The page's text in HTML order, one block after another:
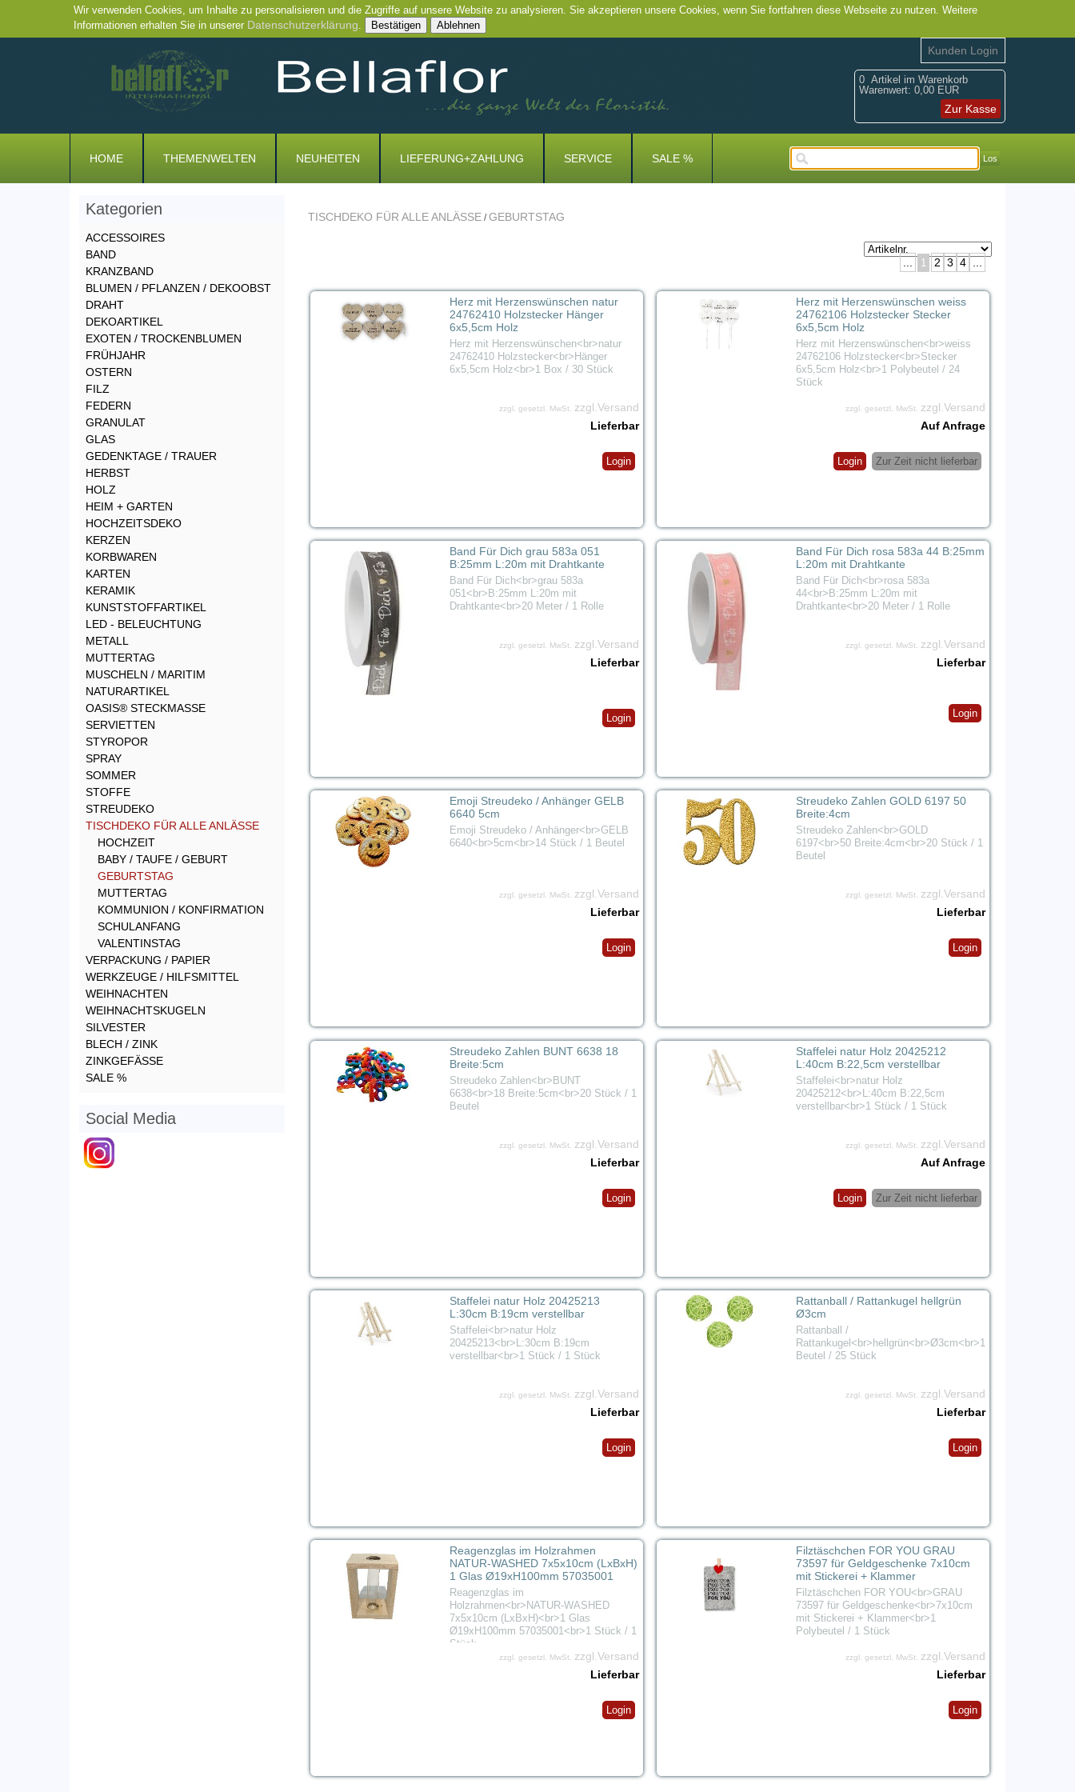
Wir verwenden Cookies, um Inhalte zu personalisieren und die Zugriffe auf unsere Website zu analysieren. Sie akzeptieren unsere Cookies, wenn Sie fortfahren diese Webseite zu nutzen. Weitere
Informationen erhalten Sie in unserer Datenschutzerklärung. Bestätigen Ablehnen
0 Artikel im Warenkorb
Warenwert: 0,00 EUR
Zur Kasse
Kunden Login
Los
HOME THEMENWELTEN NEUHEITEN LIEFERUNG+ZAHLUNG SERVICE SALE %
TISCHDEKO FÜR ALLE ANLÄSSE/GEBURTSTAG
1 2 3 4
Herz mit Herzenswünschen natur
24762410 Holzstecker Hänger
6x5,5cm Holz
Herz mit Herzenswünschen<br>natur
24762410 Holzstecker<br>Hänger
6x5,5cm Holz<br>1 Box / 30 Stück
zzgl. gesetzl. MwSt.
zzgl.Versand
Lieferbar
Login
Herz mit Herzenswünschen weiss
24762106 Holzstecker Stecker
6x5,5cm Holz
Herz mit Herzenswünschen<br>weiss
24762106 Holzstecker<br>Stecker
6x5,5cm Holz<br>1 Polybeutel / 24
Stück
zzgl. gesetzl. MwSt.
zzgl.Versand
Auf Anfrage
Zur Zeit nicht lieferbar
Login
Band Für Dich grau 583a 051
B:25mm L:20m mit Drahtkante
Band Für Dich<br>grau 583a
051<br>B:25mm L:20m mit
Drahtkante<br>20 Meter / 1 Rolle
zzgl. gesetzl. MwSt.
zzgl.Versand
Lieferbar
Login
Band Für Dich rosa 583a 44 B:25mm
L:20m mit Drahtkante
Band Für Dich<br>rosa 583a
44<br>B:25mm L:20m mit
Drahtkante<br>20 Meter / 1 Rolle
zzgl. gesetzl. MwSt.
zzgl.Versand
Lieferbar
Login
Emoji Streudeko / Anhänger GELB
6640 5cm
Emoji Streudeko / Anhänger<br>GELB
6640<br>5cm<br>14 Stück / 1 Beutel
zzgl. gesetzl. MwSt. zzgl.Versand
Lieferbar
Login
Streudeko Zahlen GOLD 6197 50
Breite:4cm
Streudeko Zahlen<br>GOLD
6197<br>50 Breite:4cm<br>20 Stück / 1
Beutel
zzgl. gesetzl. MwSt. zzgl.Versand
Lieferbar
Login
Streudeko Zahlen BUNT 6638 18
Breite:5cm
Streudeko Zahlen<br>BUNT
6638<br>18 Breite:5cm<br>20 Stück / 1
Beutel
zzgl. gesetzl. MwSt.
zzgl.Versand
Lieferbar
Login
Staffelei natur Holz 20425212
L:40cm B:22,5cm verstellbar
Staffelei<br>natur Holz
20425212<br>L:40cm B:22,5cm
verstellbar<br>1 Stück / 1 Stück
zzgl. gesetzl. MwSt.
zzgl.Versand
Auf Anfrage
Zur Zeit nicht lieferbar
Login
Staffelei natur Holz 20425213
L:30cm B:19cm verstellbar
Staffelei<br>natur Holz
20425213<br>L:30cm B:19cm
verstellbar<br>1 Stück / 1 Stück
zzgl. gesetzl. MwSt.
zzgl.Versand
Lieferbar
Login
Rattanball / Rattankugel hellgrün
Ø3cm
Rattanball /
Rattankugel<br>hellgrün<br>Ø3cm<br>1
Beutel / 25 Stück
zzgl. gesetzl. MwSt.
zzgl.Versand
Lieferbar
Login
Reagenzglas im Holzrahmen
NATUR-WASHED 7x5x10cm (LxBxH)
1 Glas Ø19xH100mm 57035001
Reagenzglas im
Holzrahmen<br>NATUR-WASHED
7x5x10cm (LxBxH)<br>1 Glas
Ø19xH100mm 57035001<br>1 Stück / 1
Stück
zzgl. gesetzl. MwSt. zzgl.Versand
Lieferbar
Login
Filztäschchen FOR YOU GRAU
73597 für Geldgeschenke 7x10cm
mit Stickerei + Klammer
Filztäschchen FOR YOU<br>GRAU
73597 für Geldgeschenke<br>7x10cm
mit Stickerei + Klammer<br>1
Polybeutel / 1 Stück
zzgl. gesetzl. MwSt. zzgl.Versand
Lieferbar
Login
Kategorien
ACCESSOIRES
BAND
KRANZBAND
BLUMEN / PFLANZEN / DEKOOBST
DRAHT
DEKOARTIKEL
EXOTEN / TROCKENBLUMEN
FRÜHJAHR
OSTERN
FILZ
FEDERN
GRANULAT
GLAS
GEDENKTAGE / TRAUER
HERBST
HOLZ
HEIM + GARTEN
HOCHZEITSDEKO
KERZEN
KORBWAREN
KARTEN
KERAMIK
KUNSTSTOFFARTIKEL
LED - BELEUCHTUNG
METALL
MUTTERTAG
MUSCHELN / MARITIM
NATURARTIKEL
OASIS® STECKMASSE
SERVIETTEN
STYROPOR
SPRAY
SOMMER
STOFFE
STREUDEKO
TISCHDEKO FÜR ALLE ANLÄSSE
HOCHZEIT
BABY / TAUFE / GEBURT
GEBURTSTAG
MUTTERTAG
KOMMUNION / KONFIRMATION
SCHULANFANG
VALENTINSTAG
VERPACKUNG / PAPIER
WERKZEUGE / HILFSMITTEL
WEIHNACHTEN
WEIHNACHTSKUGELN
SILVESTER
BLECH / ZINK
ZINKGEFÄSSE
SALE %
Social Media